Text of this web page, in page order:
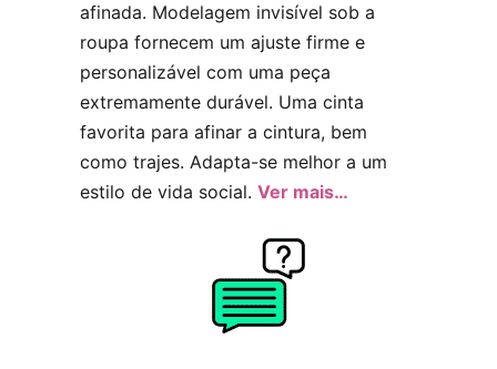
afinada. Modelagem invisível sob a
roupa fornecem um ajuste firme e
personalizável com uma peça
extremamente durável. Uma cinta
favorita para afinar a cintura, bem
como trajes. Adapta-se melhor a um
estilo de vida social. Ver mais…